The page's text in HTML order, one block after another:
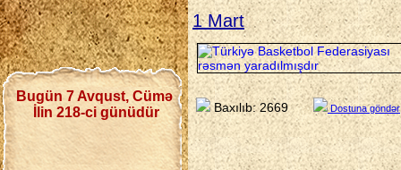
Bugün 7 Avqust, Cümə
İlin 218-ci günüdür
1 Mart
Baxılıb: 2669 Dostuna göndər